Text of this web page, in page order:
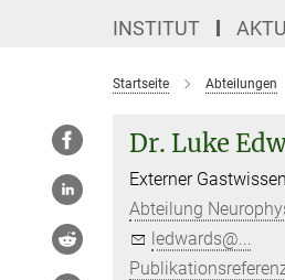
INSTITUT
Startseite Abteilungen
Dr. Luke
Externer
Abteilung
ledwards@...